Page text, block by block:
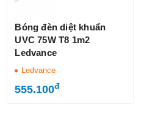
Bóng đèn diệt khuẩn
UVC 75W T8 1m2
Ledvance
Ledvance
555.100đ